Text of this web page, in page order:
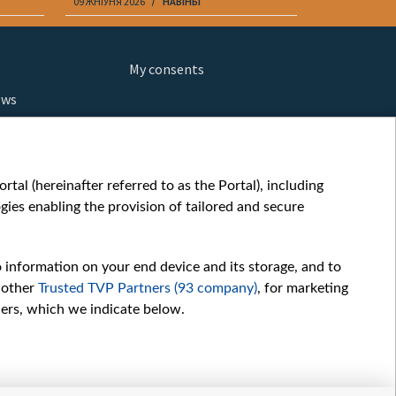
My consents
(hereinafter referred to as the Portal), including
enabling the provision of tailored and secure
on your end device and its storage, and to
Trusted TVP Partners (93 company), for marketing
which we indicate below.